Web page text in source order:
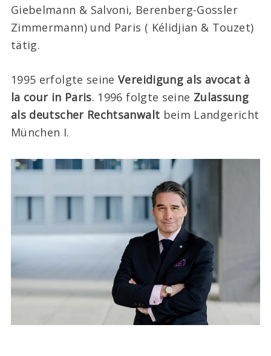
Giebelmann & Salvoni, Berenberg-Gossler
Zimmermann) und Paris ( Kélidjian & Touzet)
tätig.
1995 erfolgte seineVereidigung als avocat à
la cour in Paris. 1996 folgte seine Zulassung
als deutscher Rechtsanwalt beim Landgericht
München I.